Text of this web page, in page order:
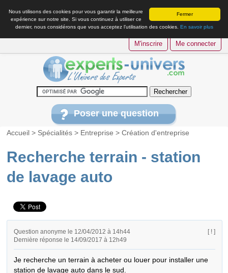
Fermer
Nous utilisons des cookies pour vous garantir la meilleure
expérience sur notre site. Si vous continuez à utiliser ce
dernier, nous considérons que vous acceptez l’utilisation des cookies. En savoir plus
M'inscrire Me connecter
Poser une question
Accueil > Spécialités > Entreprise >Création d'entreprise
Recherche terrain - station
de lavage auto
Question anonyme le 12/04/2012 à 14h44
Dernière réponse le 14/09/2017 à 12h49
[ ! ]
Je recherche un terrain à acheter ou louer pour installer une
station de lavage auto dans le sud.